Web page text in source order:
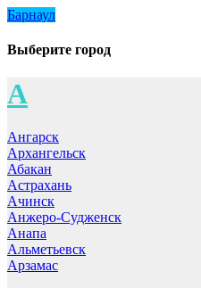
Барнаул
Выберите город
А
Ангарск
Архангельск
Абакан
Астрахань
Ачинск
Анжеро-Судженск
Анапа
Альметьевск
Арзамас